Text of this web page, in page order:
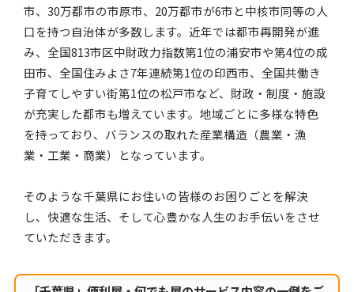
市、30万都市の市原市、20万都市が6市と中核市同等の人
口を持つ自治体が多数します。近年では都市再開発が進
み、全国813市区中財政力指数第1位の浦安市や第4位の成
田市、全国住みよさ7年連続第1位の印西市、全国共働き
子育てしやすい街第1位の松戸市など、財政・制度・施設
が充実した都市も増えています。地域ごとに多様な特色
を持っており、バランスの取れた産業構造（農業・漁
業・工業・商業）となっています。
そのような千葉県にお住いの皆様のお困りごとを解決
し、快適な生活、そして心豊かな人生のお手伝いをさせ
ていただきます。